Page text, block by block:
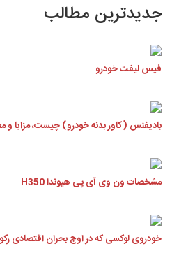
جدیدترین مطالب
فیس لیفت خودرو
بادیفنس (کاور بدنه خودرو) چیست، مزایا و
مشخصات ون وی آی پی هیوندا H350
خودروی لوکسی که در اوج بحران اقتصادی